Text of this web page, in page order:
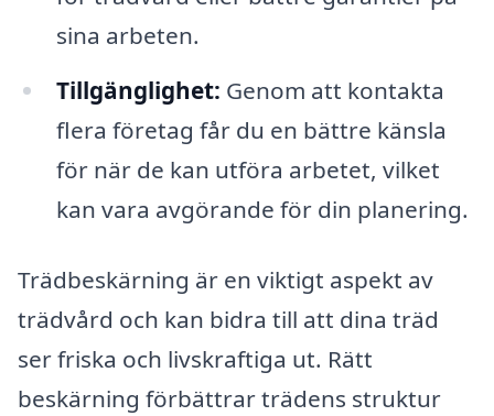
sina arbeten.
Tillgänglighet: Genom att kontakta
flera företag får du en bättre känsla
för när de kan utföra arbetet, vilket
kan vara avgörande för din planering.
Trädbeskärning är en viktigt aspekt av
trädvård och kan bidra till att dina träd
ser friska och livskraftiga ut. Rätt
beskärning förbättrar trädens struktur